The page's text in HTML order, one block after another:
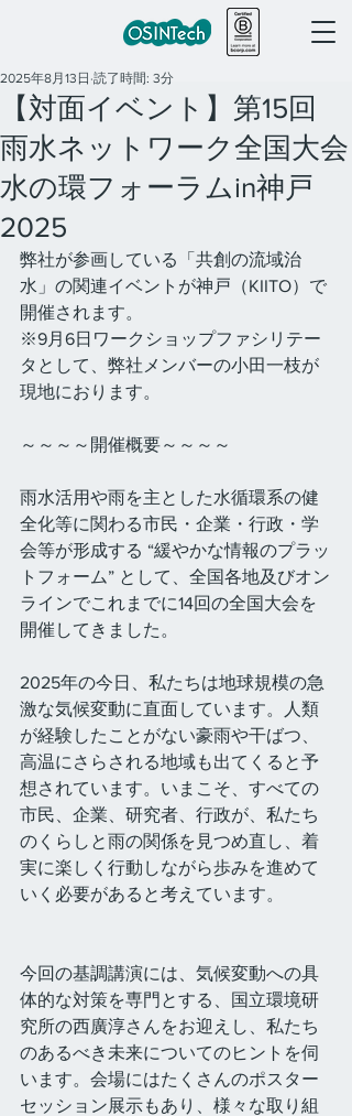
【対面イベント】第15回
雨水ネットワーク全国大会
水の環フォーラムin神戸
2025
2025年8月13日 読了時間: 3分
弊社が参画している「共創の流域治
水」の関連イベントが神戸（KIITO）で
開催されます。
※9月6日ワークショップファシリテー
タとして、弊社メンバーの小田一枝が
現地におります。
～～～～開催概要～～～～
雨水活用や雨を主とした水循環系の健
全化等に関わる市民・企業・行政・学
会等が形成する “緩やかな情報のプラッ
トフォーム” として、全国各地及びオン
ラインでこれまでに14回の全国大会を
開催してきました。
2025年の今日、私たちは地球規模の急
激な気候変動に直面しています。人類
が経験したことがない豪雨や干ばつ、
高温にさらされる地域も出てくると予
想されています。いまこそ、すべての
市民、企業、研究者、行政が、私たち
のくらしと雨の関係を見つめ直し、着
実に楽しく行動しながら歩みを進めて
いく必要があると考えています。
今回の基調講演には、気候変動への具
体的な対策を専門とする、国立環境研
究所の西廣淳さんをお迎えし、私たち
のあるべき未来についてのヒントを伺
います。会場にはたくさんのポスター
セッション展示もあり、様々な取り組